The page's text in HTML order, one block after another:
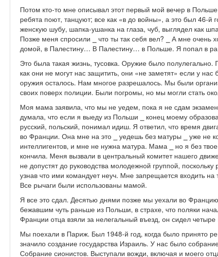
Потом кто-то мне описывал этот первый мой вечер в
ребята поют, танцуют; все как «в до войны», а это был 46-й
женскую шубу, шапка-ушанка на глаза, чуб, выглядел как
Позже меня спросили ⎯ что ты так себя вел? ⎯ А мне очень
домой, в Палестину… В Палестину… в Польше. Я попал в
Это была такая жизнь, тусовка. Оружие было полулегально.
как они не могут нас защитить, они «не заметят» если у
оружия осталось. Нам многое разрешалось. Мы были
своих поверх полиции. Были погромы, но мы могли стать
Моя мама заявила, что мы не уедем, пока я не сдам
думала, что если я выеду из Польши ⎯ конец моему
русский, польский, понимал идиш. Я ответил, что время
во Франции. Она мне на это ⎯ уедешь без матуры ⎯ уже не
интеллигентов, и мне не нужна матура. Мама ⎯ но я без
кончила. Меня вызвали в центральный комитет нашего
не допустят до руководства молодежной группой,
узнав что ими командует неуч. Мне запрещается входить
Все рычаги были использованы мамой.
Я все это сдал. Десятью днями позже мы уехали во
бежавшим чуть раньше из Польши, в страхе, что поляки
Франции отца взяли за нелегальный въезд, он сидел
Мы поехали в Париж. Был 1948-й год, когда было принято
значило создание государства Израиль. У нас было
Собрание сионистов. Выступали вожди, включая и моего